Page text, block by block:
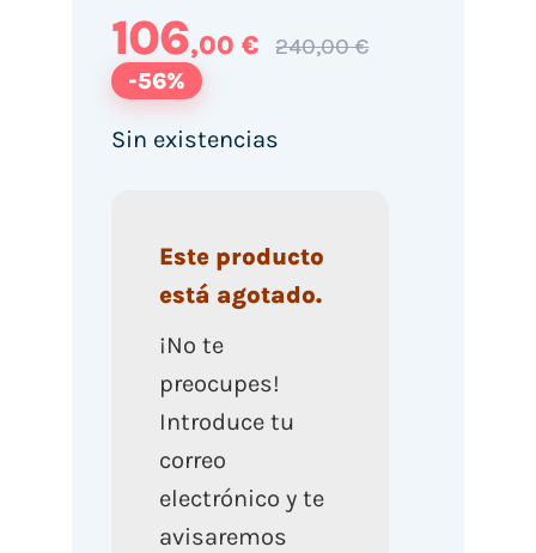
106,00 € 240,00 €
-56%
Sin existencias
Este producto
está agotado.
¡No te
preocupes!
Introduce tu
correo
electrónico y te
avisaremos